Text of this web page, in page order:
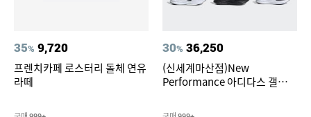
35% 9,720
프렌치카페 로스터리 돌체 연유
라떼
30% 36,250
(신세계마산점)New
Performance 아디다스 갤럭시